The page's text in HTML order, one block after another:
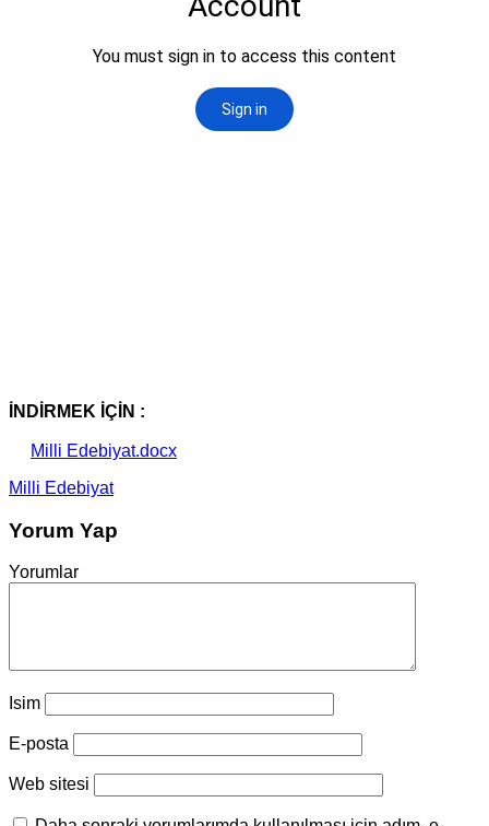
İNDİRMEK İÇİN :
Milli Edebiyat.docx
Milli Edebiyat
Yorum Yap
Yorumlar
Isim
E-posta
Web sitesi